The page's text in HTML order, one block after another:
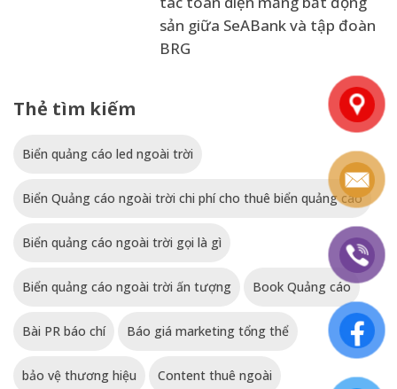
sản giữa SeABank và tập đoàn
BRG
Thẻ tìm kiếm
Biển quảng cáo led ngoài trời
Biển Quảng cáo ngoài trời chi phí cho thuê biển quảng cáo
Biển quảng cáo ngoài trời gọi là gì
Biển quảng cáo ngoài trời ấn tượng Book Quảng cáo
Bài PR báo chí Báo giá marketing tổng thể
bảo vệ thương hiệu Content thuê ngoài